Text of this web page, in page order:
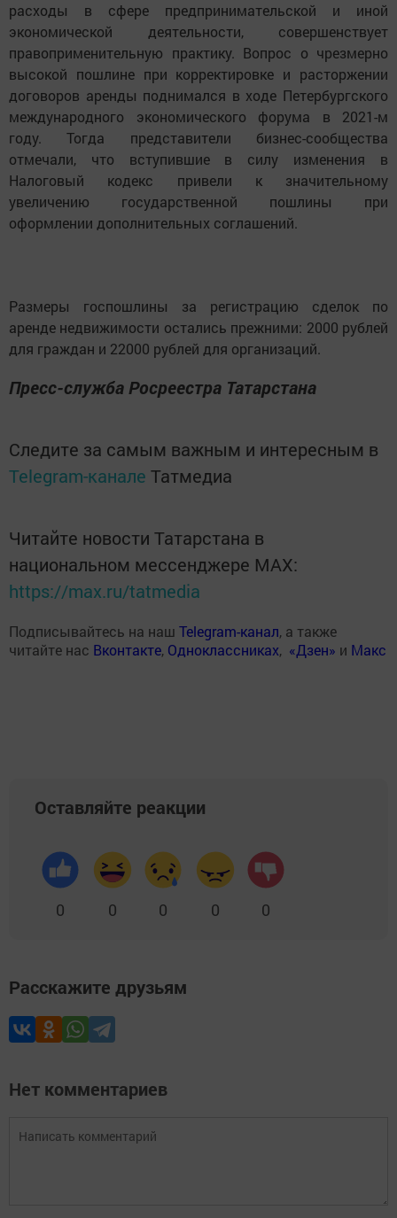
расходы в сфере предпринимательской и иной
экономической деятельности, совершенствует
правоприменительную практику. Вопрос о чрезмерно
высокой пошлине при корректировке и расторжении
договоров аренды поднимался в ходе Петербургского
международного экономического форума в 2021-м
году. Тогда представители бизнес-сообщества
отмечали, что вступившие в силу изменения в
Налоговый кодекс привели к значительному
увеличению государственной пошлины при
оформлении дополнительных соглашений.
Размеры госпошлины за регистрацию сделок по
аренде недвижимости остались прежними: 2000 рублей
для граждан и 22000 рублей для организаций.
Пресс-служба Росреестра Татарстана
Следите за самым важным и интересным в
Telegram-канале Татмедиа
Читайте новости Татарстана в
национальном мессенджере MАХ:
https://max.ru/tatmedia
Подписывайтесь на наш Telegram-канал, а также
читайте нас Вконтакте, Одноклассниках, «Дзен» и Макс
Оставляйте реакции
0 0 0 0 0
Расскажите друзьям
Нет комментариев